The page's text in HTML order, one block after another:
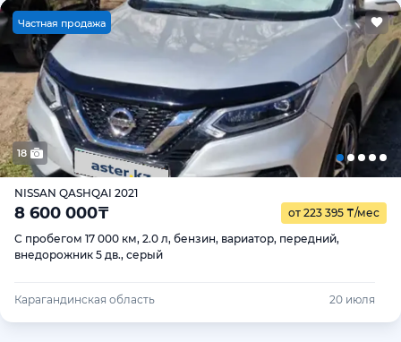
Частная продажа
18
NISSAN QASHQAI 2021
8 600 000₸ от 223 395 ₸/мес
С пробегом 17 000 км, 2.0 л, бензин, вариатор, передний,
внедорожник 5 дв., серый
Карагандинская область 20 июля